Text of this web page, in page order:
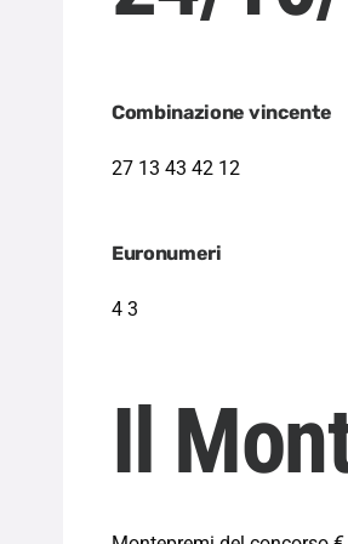
Combinazione vincente
27 13 43 42 12
Euronumeri
4 3
Il